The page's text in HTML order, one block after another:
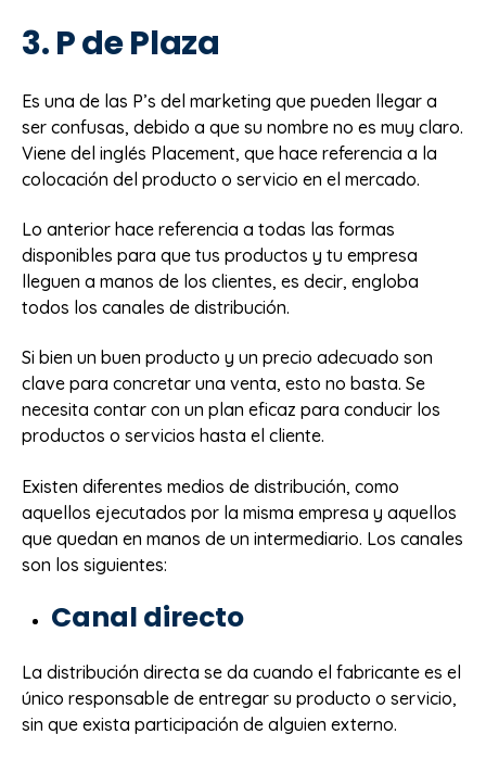
3. P de Plaza
Es una de las P’s del marketing que pueden llegar a
ser confusas, debido a que su nombre no es muy claro.
Viene del inglés Placement, que hace referencia a la
colocación del producto o servicio en el mercado.
Lo anterior hace referencia a todas las formas
disponibles para que tus productos y tu empresa
lleguen a manos de los clientes, es decir, engloba
todos los canales de distribución.
Si bien un buen producto y un precio adecuado son
clave para concretar una venta, esto no basta. Se
necesita contar con un plan eficaz para conducir los
productos o servicios hasta el cliente.
Existen diferentes medios de distribución, como
aquellos ejecutados por la misma empresa y aquellos
que quedan en manos de un intermediario. Los canales
son los siguientes:
Canal directo
La distribución directa se da cuando el fabricante es el
único responsable de entregar su producto o servicio,
sin que exista participación de alguien externo.